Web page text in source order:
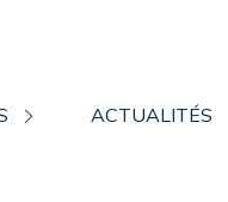
ACTUALITÉS